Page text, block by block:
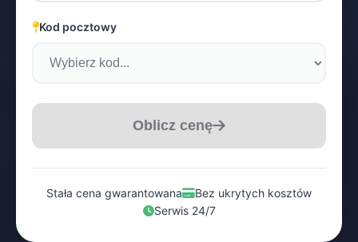
Kod pocztowy
Oblicz cenę
Stała cena gwarantowana
Bez ukrytych kosztów
Serwis 24/7